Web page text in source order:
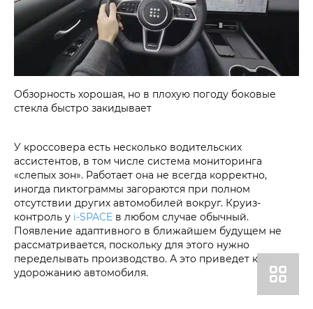
Обзорность хорошая, но в плохую погоду боковые
стекла быстро закидывает
У кроссовера есть несколько водительских
ассистентов, в том числе система мониторинга
«слепых зон». Работает она не всегда корректно,
иногда пиктограммы загораются при полном
отсутствии других автомобилей вокруг. Круиз-
контроль у i‑SPACE в любом случае обычный.
Появление адаптивного в ближайшем будущем не
рассматривается, поскольку для этого нужно
переделывать производство. А это приведет к
удорожанию автомобиля.